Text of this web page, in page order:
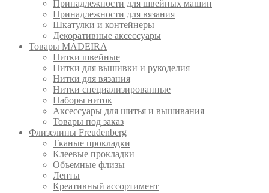
Принадлежности для швейных машин
Принадлежности для вязания
Шкатулки и контейнеры
Декоративные аксессуары
Товары MADEIRA
Нитки швейные
Нитки для вышивки и рукоделия
Нитки для вязания
Нитки специализированные
Наборы ниток
Аксессуары для шитья и вышивания
Товары под заказ
Флизелины Freudenberg
Тканые прокладки
Клеевые прокладки
Объемные флизы
Ленты
Креативный ассортимент